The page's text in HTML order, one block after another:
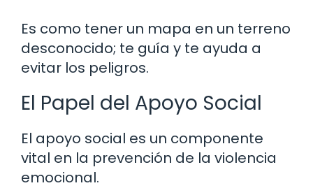
Es como tener un mapa en un terreno
desconocido; te guía y te ayuda a
evitar los peligros.
El Papel del Apoyo Social
El apoyo social es un componente
vital en la prevención de la violencia
emocional.